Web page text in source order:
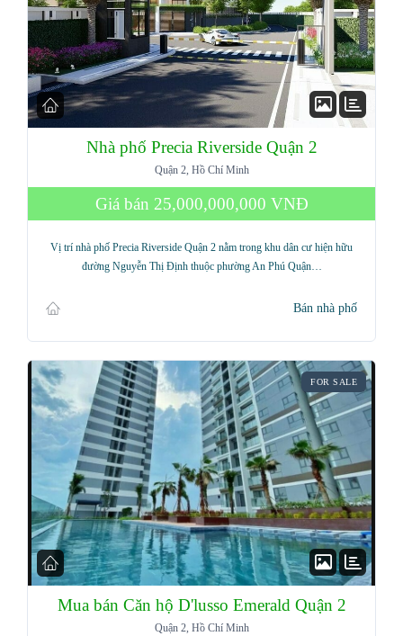
Nhà phố Precia Riverside Quận 2
Quận 2, Hồ Chí Minh
Giá bán 25,000,000,000 VNĐ
Vị trí nhà phố Precia Riverside Quận 2 nằm trong khu dân cư hiện hữu
đường Nguyễn Thị Định thuộc phường An Phú Quận…
Bán nhà phố
FOR SALE
Mua bán Căn hộ D'lusso Emerald Quận 2
Quận 2, Hồ Chí Minh